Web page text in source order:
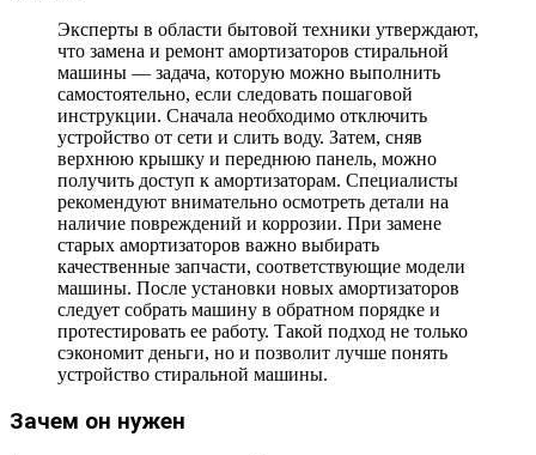
Эксперты в области бытовой техники утверждают,
что замена и ремонт амортизаторов стиральной
машины — задача, которую можно выполнить
самостоятельно, если следовать пошаговой
инструкции. Сначала необходимо отключить
устройство от сети и слить воду. Затем, сняв
верхнюю крышку и переднюю панель, можно
получить доступ к амортизаторам. Специалисты
рекомендуют внимательно осмотреть детали на
наличие повреждений и коррозии. При замене
старых амортизаторов важно выбирать
качественные запчасти, соответствующие модели
машины. После установки новых амортизаторов
следует собрать машину в обратном порядке и
протестировать ее работу. Такой подход не только
сэкономит деньги, но и позволит лучше понять
устройство стиральной машины.
Зачем он нужен